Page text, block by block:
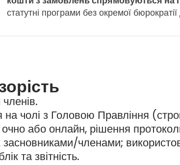
статутні програми без окремої
чолі з Головою Правління
або онлайн, рішення
членами;
та звітність.